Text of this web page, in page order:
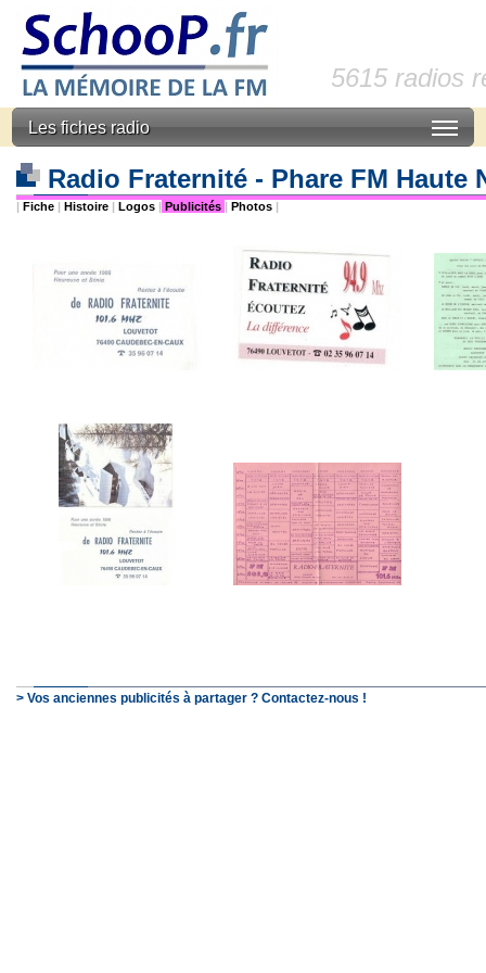
5615 radios
Les fiches radio
Radio Fraternité - Phare FM Haute
| Fiche | Histoire | Logos | Publicités | Photos |
> Vos anciennes publicités à partager ? Contactez-nous !